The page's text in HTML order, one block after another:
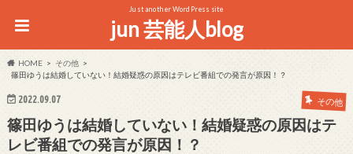
Just another WordPress site
jun 芸能人blog
HOME
その他
篠田ゆうは結婚していない！結婚疑惑の原因はテレビ番組での発言が原因！？
2022.09.07 その他
篠田ゆうは結婚していない！結婚疑惑の原因はテ
レビ番組での発言が原因！？